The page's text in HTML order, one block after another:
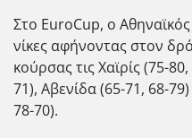
Στο EuroCup, ο Αθηναϊκός
νίκες αφήνοντας στον
κούρσας τις Χαϊρίς (75-
71), Αβενίδα (65-71, 68-
78-70).